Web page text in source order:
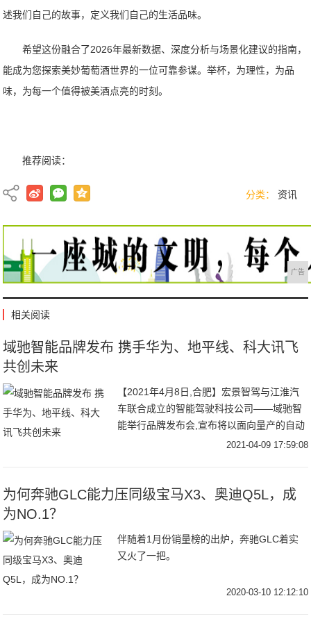
述我们自己的故事，定义我们自己的生活品味。
希望这份融合了2026年最新数据、深度分析与场景化建议的指南，
能成为您探索美妙葡萄酒世界的一位可靠参谋。举杯，为理性，为品
味，为每一个值得被美酒点亮的时刻。
推荐阅读：
分类： 资讯
广告
相关阅读
域驰智能品牌发布 携手华为、地平线、科大讯飞
共创未来
【2021年4月8日,合肥】宏景智驾与江淮汽
车联合成立的智能驾驶科技公司——域驰智
能举行品牌发布会,宣布将以面向量产的自动
驾驶技术驱动创新,全面赋能行业。域驰智
2021-04-09 17:59:08
为何奔驰GLC能力压同级宝马X3、奥迪Q5L，成
为NO.1？
伴随着1月份销量榜的出炉，奔驰GLC着实
又火了一把。
2020-03-10 12:12:10